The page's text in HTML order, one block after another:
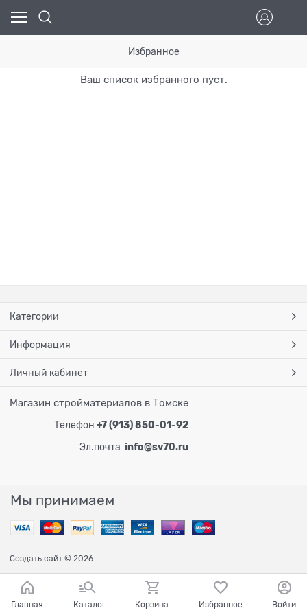
Избранное
Ваш список избранного пуст.
Категории
Информация
Личный кабинет
Магазин стройматериалов в Томске
Телефон +7 (913) 850-01-92
Эл.почта info@sv70.ru
Мы принимаем
Создать сайт © 2026
Главная Каталог Корзина Избранное Войти